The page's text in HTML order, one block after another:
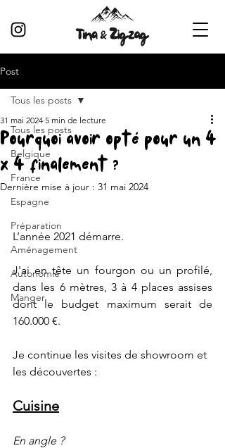
Post
Tous les posts
Belgique
France
Espagne
Préparation
Aménagement
Autonomie
Manger
Tous les posts
Pourquoi avoir opté pour un 4
x 4 finalement ?
31 mai 2024 5 min de lecture
Dernière mise à jour : 31 mai 2024
L’année 2021 démarre.
J'ai en tête un fourgon ou un profilé,
dans les 6 mètres, 3 à 4 places assises
dont le budget maximum serait de
160.000 €.
Je continue les visites de showroom et
les découvertes :
Cuisine
En angle ?